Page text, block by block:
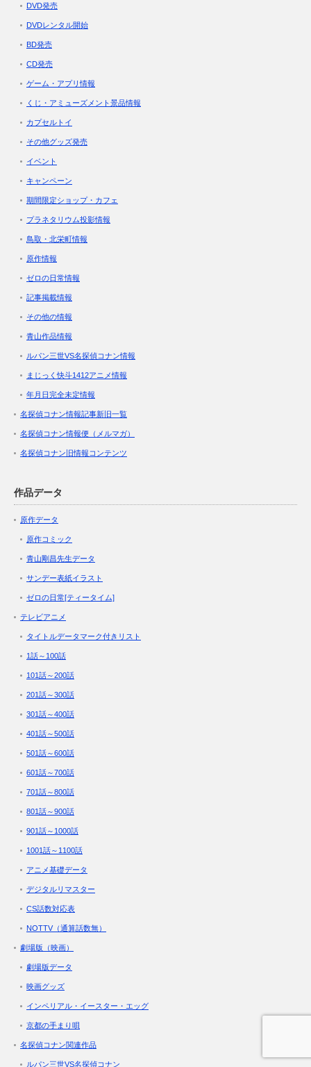
DVD発売
DVDレンタル開始
BD発売
CD発売
ゲーム・アプリ情報
くじ・アミューズメント景品情報
カプセルトイ
その他グッズ発売
イベント
キャンペーン
期間限定ショップ・カフェ
プラネタリウム投影情報
鳥取・北栄町情報
原作情報
ゼロの日常情報
記事掲載情報
その他の情報
青山作品情報
ルパン三世VS名探偵コナン情報
まじっく快斗1412アニメ情報
年月日完全未定情報
名探偵コナン情報記事新旧一覧
名探偵コナン情報便（メルマガ）
名探偵コナン旧情報コンテンツ
作品データ
原作データ
原作コミック
青山剛昌先生データ
サンデー表紙イラスト
ゼロの日常[ティータイム]
テレビアニメ
タイトルデータマーク付きリスト
1話～100話
101話～200話
201話～300話
301話～400話
401話～500話
501話～600話
601話～700話
701話～800話
801話～900話
901話～1000話
1001話～1100話
アニメ基礎データ
デジタルリマスター
CS話数対応表
NOTTV（通算話数無）
劇場版（映画）
劇場版データ
映画グッズ
インペリアル・イースター・エッグ
京都の手まり唄
名探偵コナン関連作品
ルパン三世VS名探偵コナン